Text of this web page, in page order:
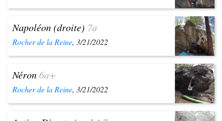
Napoléon (droite) 7a
Rocher de la Reine, 3/21/2022
Néron6a+
Rocher de la Reine, 3/21/2022